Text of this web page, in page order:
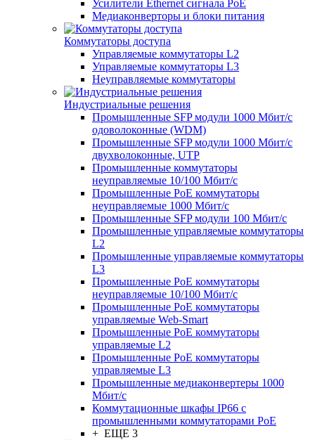
Усилители Ethernet сигнала PoE
Медиаконверторы и блоки питания
Коммутаторы доступа
Управляемые коммутаторы L2
Управляемые коммутаторы L3
Неуправляемые коммутаторы
Индустриальные решения
Промышленные SFP модули 1000 Мбит/c
одоволоконные (WDM)
Промышленные SFP модули 1000 Мбит/c
двухволоконные, UTP
Промышленные коммутаторы
неуправляемые 10/100 Мбит/с
Промышленные PoE коммутаторы
неуправляемые 1000 Мбит/с
Промышленные SFP модули 100 Мбит/c
Промышленные управляемые коммутаторы
L2
Промышленные управляемые коммутаторы
L3
Промышленные PoE коммутаторы
неуправляемые 10/100 Мбит/с
Промышленные PoE коммутаторы
управляемые Web-Smart
Промышленные PoE коммутаторы
управляемые L2
Промышленные PoE коммутаторы
управляемые L3
Промышленные медиаконвертеры 1000
Мбит/с
Коммутационные шкафы IP66 c
промышленными коммутаторами PoE
+ ЕЩЕ 3